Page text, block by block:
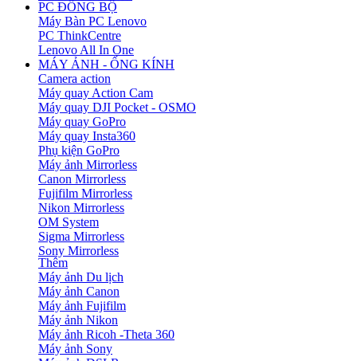
PC ĐỒNG BỘ
Máy Bàn PC Lenovo
PC ThinkCentre
Lenovo All In One
MÁY ẢNH - ỐNG KÍNH
Camera action
Máy quay Action Cam
Máy quay DJI Pocket - OSMO
Máy quay GoPro
Máy quay Insta360
Phụ kiện GoPro
Máy ảnh Mirrorless
Canon Mirrorless
Fujifilm Mirrorless
Nikon Mirrorless
OM System
Sigma Mirrorless
Sony Mirrorless
Thêm
Máy ảnh Du lịch
Máy ảnh Canon
Máy ảnh Fujifilm
Máy ảnh Nikon
Máy ảnh Ricoh -Theta 360
Máy ảnh Sony